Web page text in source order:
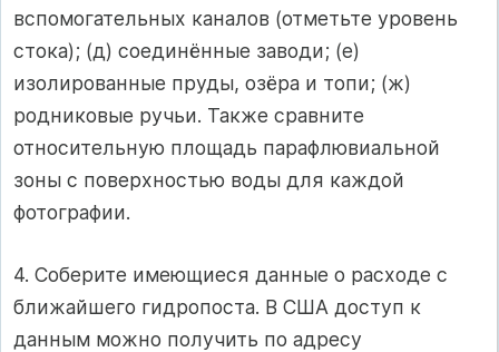
вспомогательных каналов (отметьте уровень
стока); (д) соединённые заводи; (е)
изолированные пруды, озёра и топи; (ж)
родниковые ручьи. Также сравните
относительную площадь парафлювиальной
зоны с поверхностью воды для каждой
фотографии.
4. Соберите имеющиеся данные о расходе с
ближайшего гидропоста. В США доступ к
данным можно получить по адресу